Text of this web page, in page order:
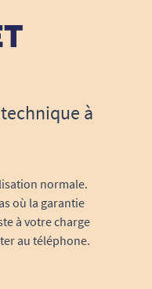
à
normale.
où la garantie
à votre charge
au téléphone.